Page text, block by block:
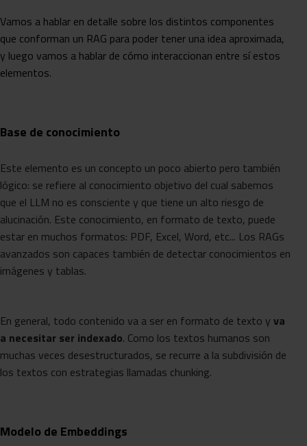
Vamos a hablar en detalle sobre los distintos componentes
que conforman un RAG para poder tener una idea aproximada,
y luego vamos a hablar de cómo interaccionan entre sí estos
elementos.
Base de conocimiento
Este elemento es un concepto un poco abierto pero también
lógico: se refiere al conocimiento objetivo del cual sabemos
que el LLM no es consciente y que tiene un alto riesgo de
alucinación. Este conocimiento, en formato de texto, puede
estar en muchos formatos: PDF, Excel, Word, etc... Los RAGs
avanzados son capaces también de detectar conocimientos en
imágenes y tablas.
En general, todo contenido va a ser en formato de texto y va
a necesitar ser indexado. Como los textos humanos son
muchas veces desestructurados, se recurre a la subdivisión de
los textos con estrategias llamadas chunking.
Modelo de Embeddings